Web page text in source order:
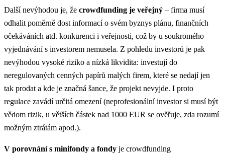
Další nevýhodou je, že crowdfunding je veřejný – firma musí
odhalit poměrně dost informací o svém byznys plánu, finančních
očekáváních atd. konkurenci i veřejnosti, což by u soukromého
vyjednávání s investorem nemusela. Z pohledu investorů je pak
nevýhodou vysoké riziko a nízká likvidita: investují do
neregulovaných cenných papírů malých firem, které se nedají jen
tak prodat a kde je značná šance, že projekt nevyjde. I proto
regulace zavádí určitá omezení (neprofesionální investor si musí být
vědom rizik, u větších částek nad 1000 EUR se ověřuje, zda rozumí
možným ztrátám apod.).
V porovnání s minifondy a fondy je crowdfunding